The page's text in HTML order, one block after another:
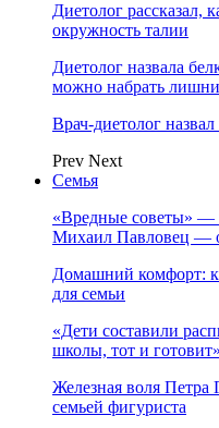
Диетолог рассказал,
окружность талии
Диетолог назвала
можно набрать
Врач-диетолог
Prev Next
Семья
«Вредные советы» —
Михаил Павловец —
Домашний комфорт:
для семьи
«Дети составили
школы, тот и
Железная воля
семьей фигуриста